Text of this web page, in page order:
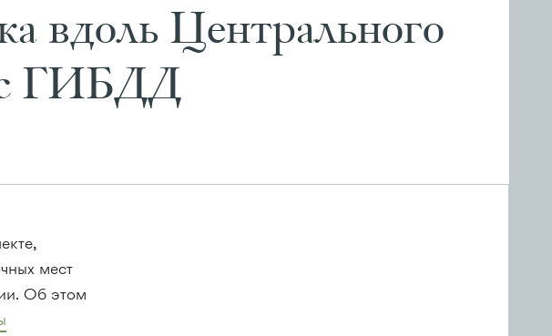
вдоль Центрального
с ГИБДД
мест
Об этом